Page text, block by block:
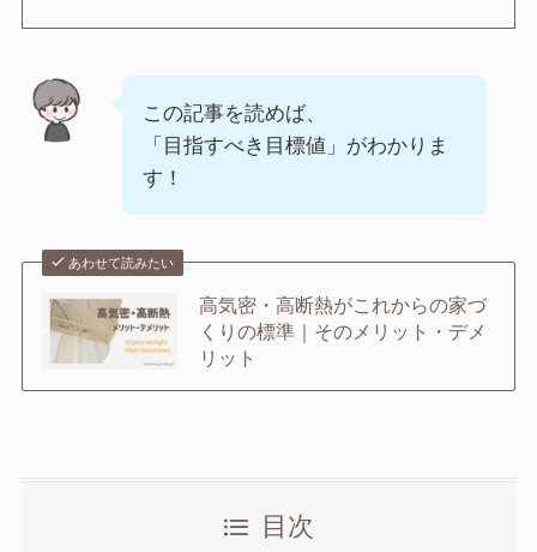
この記事を読めば、
「目指すべき目標値」がわかりま
す！
あわせて読みたい
高気密・高断熱がこれからの家づ
くりの標準｜そのメリット・デメ
リット
目次